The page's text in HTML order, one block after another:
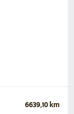
6639,10 km